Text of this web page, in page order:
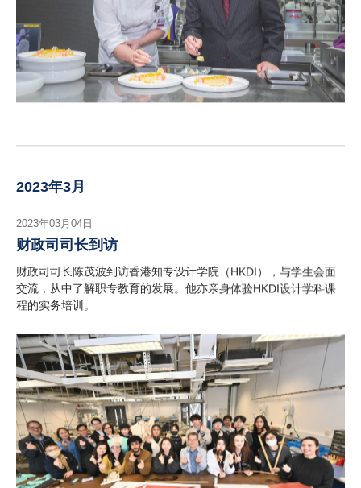
2023年3月
2023年03月04日
财政司司长到访
财政司司长陈茂波到访香港知专设计学院（HKDI），与学生会面
交流，从中了解职专教育的发展。他亦亲身体验HKDI设计学科课
程的实务培训。